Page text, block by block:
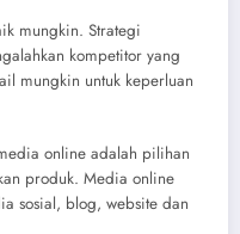
mungkin. Strategi
kompetitor yang
mungkin untuk keperluan
online adalah pilihan
produk. Media online
sosial, blog, website dan